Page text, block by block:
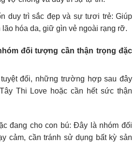
duy trì sắc đẹp và sự tươi trẻ: Giúp
lão hóa da, giữ gìn vẻ ngoài rạng rỡ.
đối tượng cần thận trọng đặc
đối, những trường hợp sau đây
Thi Love hoặc cần hết sức thận
đang cho con bú: Đây là nhóm đối
cảm, cần tránh sử dụng bất kỳ sản